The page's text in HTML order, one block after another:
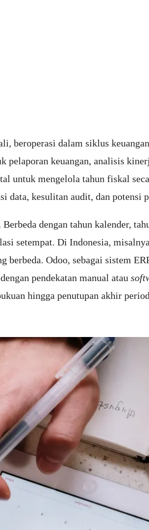
beroperasi dalam siklus
pelaporan keuangan, analisis
untuk mengelola tahun fiskal
data, kesulitan audit, dan potensi
dengan tahun kalender,
setempat. Di Indonesia,
Odoo, sebagai sistem
pendekatan manual atau
hingga penutupan akhir